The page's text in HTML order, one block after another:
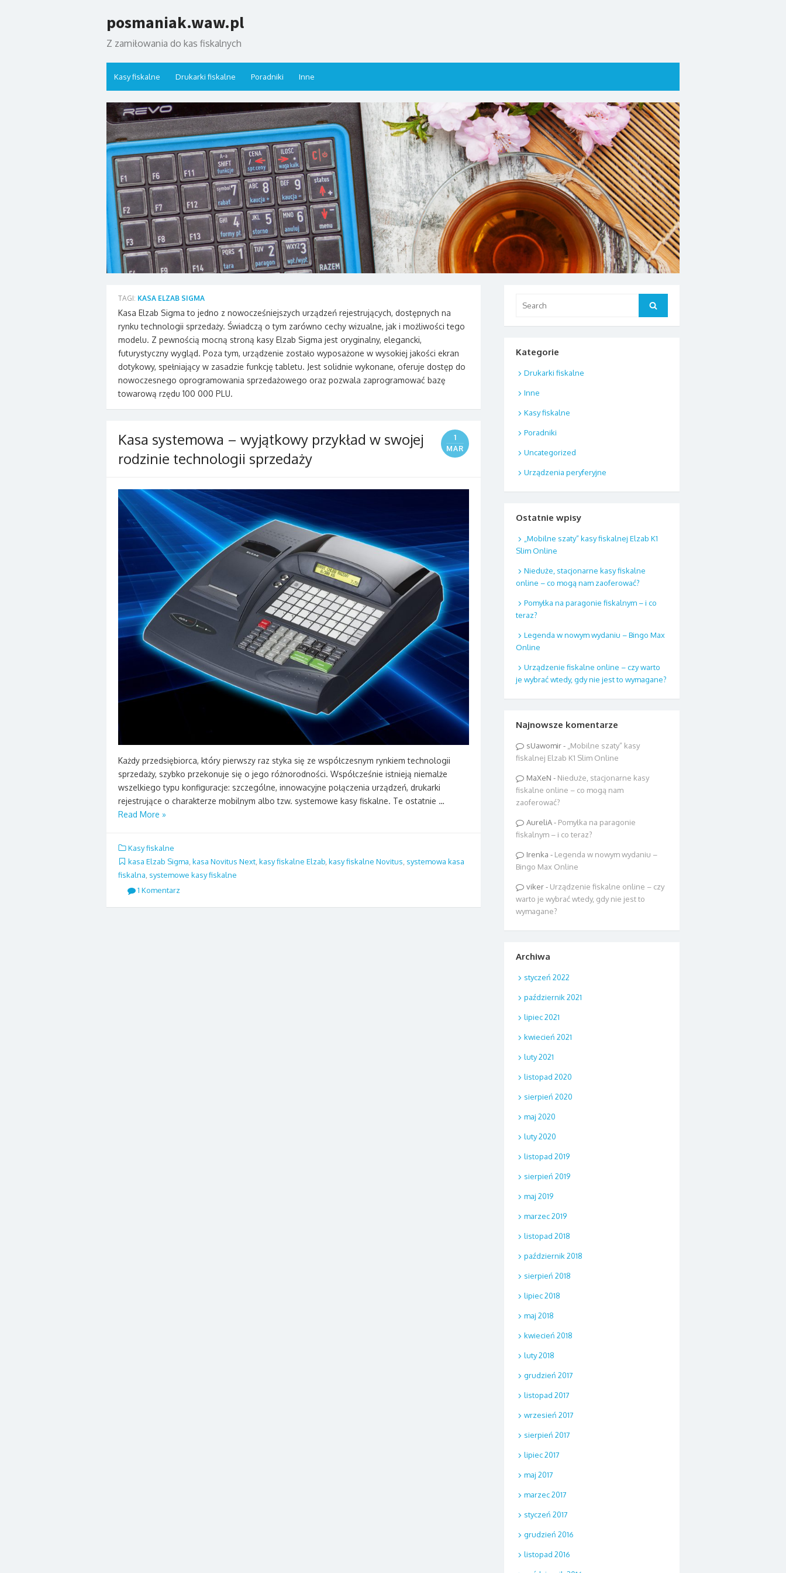
to
content
posmaniak.waw.pl
Z zamiłowania do kas fiskalnych
Kasy fiskalne Drukarki fiskalne Poradniki Inne
TAGI: KASA ELZAB SIGMA
Kasa Elzab Sigma to jedno z nowocześniejszych urządzeń rejestrujących, dostępnych na
rynku technologii sprzedaży. Świadczą o tym zarówno cechy wizualne, jak i możliwości tego
modelu. Z pewnością mocną stroną kasy Elzab Sigma jest oryginalny, elegancki,
futurystyczny wygląd. Poza tym, urządzenie zostało wyposażone w wysokiej jakości ekran
dotykowy, spełniający w zasadzie funkcję tabletu. Jest solidnie wykonane, oferuje dostęp do
nowoczesnego oprogramowania sprzedażowego oraz pozwala zaprogramować bazę
towarową rzędu 100 000 PLU.
Kasa systemowa – wyjątkowy przykład w swojej
rodzinie technologii sprzedaży
1
MAR
Każdy przedsiębiorca, który pierwszy raz styka się ze współczesnym rynkiem technologii
sprzedaży, szybko przekonuje się o jego różnorodności. Współcześnie istnieją niemalże
wszelkiego typu konfiguracje: szczególne, innowacyjne połączenia urządzeń, drukarki
rejestrujące o charakterze mobilnym albo tzw. systemowe kasy fiskalne. Te ostatnie …
Read More »
Kasy fiskalne
kasa Elzab Sigma kasa Novitus Next kasy fiskalne Elzab kasy fiskalne Novitus systemowa kasa
fiskalna, systemowe kasy fiskalne
1 Komentarz
for:
Search
Kategorie
Drukarki fiskalne
Inne
Kasy fiskalne
Poradniki
Uncategorized
Urządzenia peryferyjne
Ostatnie wpisy
„Mobilne szaty” kasy fiskalnej Elzab K1
Slim Online
Nieduże, stacjonarne kasy fiskalne
online – co mogą nam zaoferować?
Pomyłka na paragonie fiskalnym – i co
teraz?
Legenda w nowym wydaniu – Bingo Max
Online
Urządzenie fiskalne online – czy warto
je wybrać wtedy, gdy nie jest to wymagane?
Najnowsze komentarze
sUawomir- „Mobilne szaty” kasy
fiskalnej Elzab K1 Slim Online
MaXeN - Nieduże, stacjonarne kasy
fiskalne online – co mogą nam
zaoferować?
AureliA- Pomyłka na paragonie
fiskalnym – i co teraz?
Irenka - Legenda w nowym wydaniu –
Bingo Max Online
viker- Urządzenie fiskalne online – czy
warto je wybrać wtedy, gdy nie jest to
wymagane?
Archiwa
styczeń 2022
październik 2021
lipiec 2021
kwiecień 2021
luty 2021
listopad 2020
sierpień 2020
maj 2020
luty 2020
listopad 2019
sierpień 2019
maj 2019
marzec 2019
listopad 2018
październik 2018
sierpień 2018
lipiec 2018
maj 2018
kwiecień 2018
luty 2018
grudzień 2017
listopad 2017
wrzesień 2017
sierpień 2017
lipiec 2017
maj 2017
marzec 2017
styczeń 2017
grudzień 2016
listopad 2016